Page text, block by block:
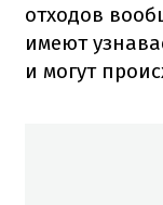
отходов
имеют
и могут